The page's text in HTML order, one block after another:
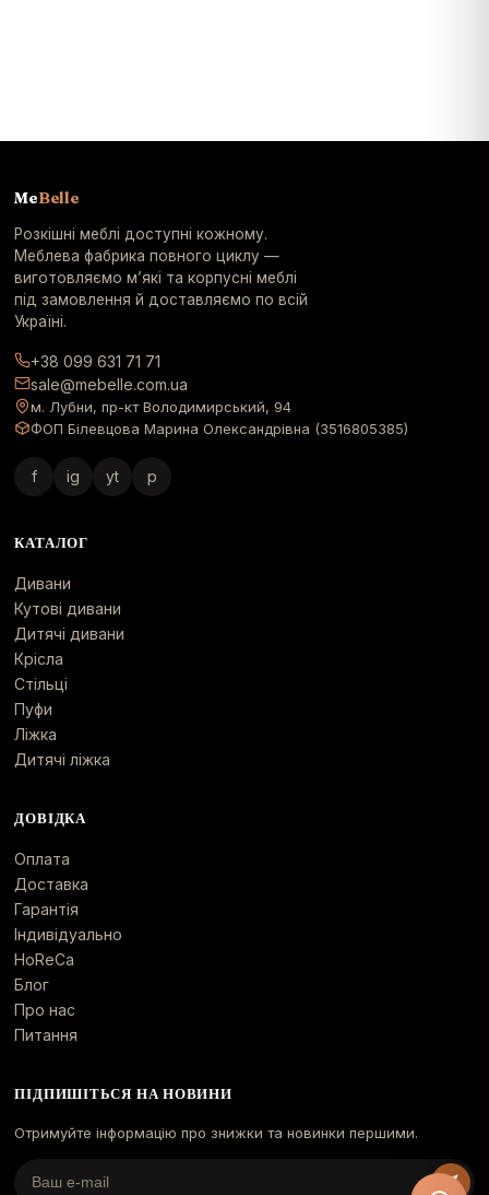
MeBelle
Розкішні меблі доступні кожному.
Меблева фабрика повного циклу —
виготовляємо м’які та корпусні меблі
під замовлення й доставляємо по всій
Україні.
+38 099 631 71 71
sale@mebelle.com.ua
м. Лубни, пр-кт Володимирський, 94
ФОП Білевцова Марина Олександрівна (3516805385)
f ig yt p
КАТАЛОГ
Дивани
Кутові дивани
Дитячі дивани
Крісла
Стільці
Пуфи
Ліжка
Дитячі ліжка
ДОВІДКА
Оплата
Доставка
Гарантія
Індивідуально
HoReCa
Блог
Про нас
Питання
ПІДПИШІТЬСЯ НА НОВИНИ
Отримуйте інформацію про знижки та новинки першими.